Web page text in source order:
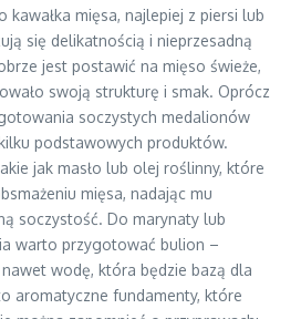
mięsa, najlepiej z piersi lub
się delikatnością i nieprzesadną
jest postawić na mięso świeże,
swoją strukturę i smak. Oprócz
soczystych medalionów
podstawowych produktów.
jak masło lub olej roślinny, które
mięsa, nadając mu
soczystość. Do marynaty lub
warto przygotować bulion –
wodę, która będzie bazą dla
aromatyczne fundamenty, które